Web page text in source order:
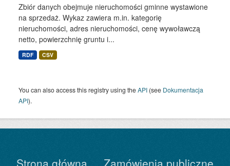
Zbiór danych obejmuje nieruchomości gminne wystawione
na sprzedaż. Wykaz zawiera m.in. kategorię
nieruchomości, adres nieruchomości, cenę wywoławczą
netto, powierzchnię gruntu i...
RDF CSV
You can also access this registry using theAPI (see Dokumentacja
API).
Strona główna Zamówienia publiczne